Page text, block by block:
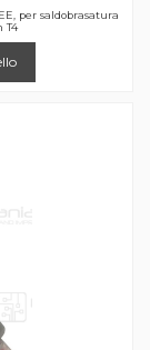
per saldobrasatura
T4